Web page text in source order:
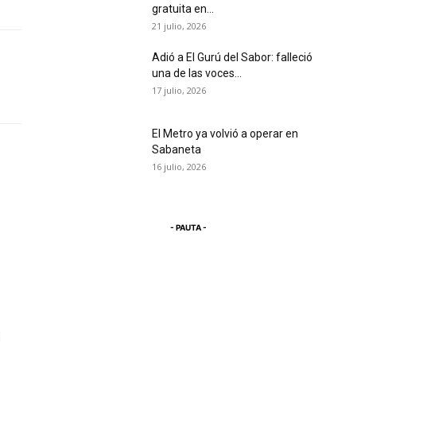
gratuita en...
21 julio, 2026
Adió a El Gurú del Sabor: falleció
una de las voces...
17 julio, 2026
El Metro ya volvió a operar en
Sabaneta
16 julio, 2026
- PAUTA -